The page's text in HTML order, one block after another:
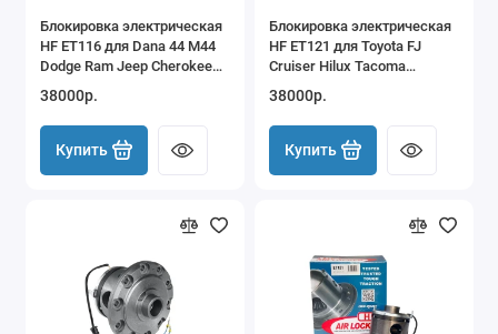
Блокировка электрическая
HF ET116 для Dana 44 M44
Dodge Ram Jeep Cherokee
38000р.
Купить
Блокировка электрическая
HF ET121 для Toyota FJ
Cruiser Hilux Tacoma
38000р.
Купить